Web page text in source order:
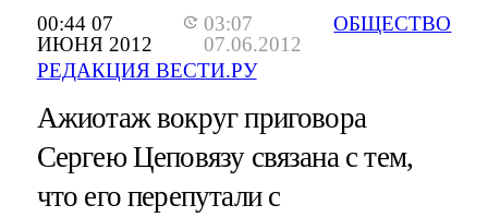
00:44 07
ИЮНЯ 2012
03:07
07.06.2012
РЕДАКЦИЯ ВЕСТИ.РУ
ОБЩЕСТВО
Ажиотаж вокруг приговора
Сергею Цеповязу связана с тем,
что его перепутали с